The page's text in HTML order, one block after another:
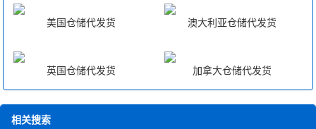
美国仓储代发货 澳大利亚仓储代发货
英国仓储代发货 加拿大仓储代发货
相关搜索